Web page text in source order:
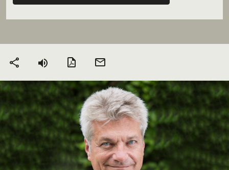
Partager Version PDF